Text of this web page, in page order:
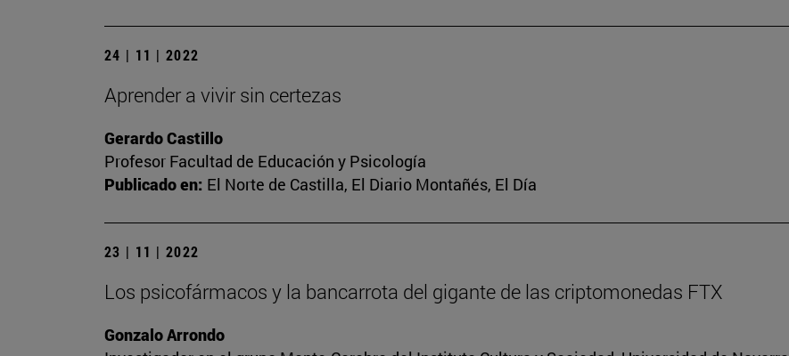
24 | 11 | 2022
Aprender a vivir sin certezas
Gerardo Castillo
Profesor Facultad de Educación y Psicología
Publicado en: El Norte de Castilla, El Diario Montañés, El Día
23 | 11 | 2022
Los psicofármacos y la bancarrota del gigante de las criptomonedas FTX
Gonzalo Arrondo